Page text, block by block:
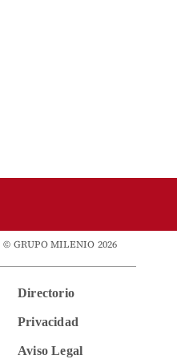
© GRUPO MILENIO 2026
Directorio
Privacidad
Aviso Legal